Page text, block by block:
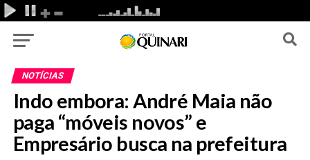
NOTÍCIAS
Indo embora: André Maia não
paga “móveis novos” e
Empresário busca na prefeitura